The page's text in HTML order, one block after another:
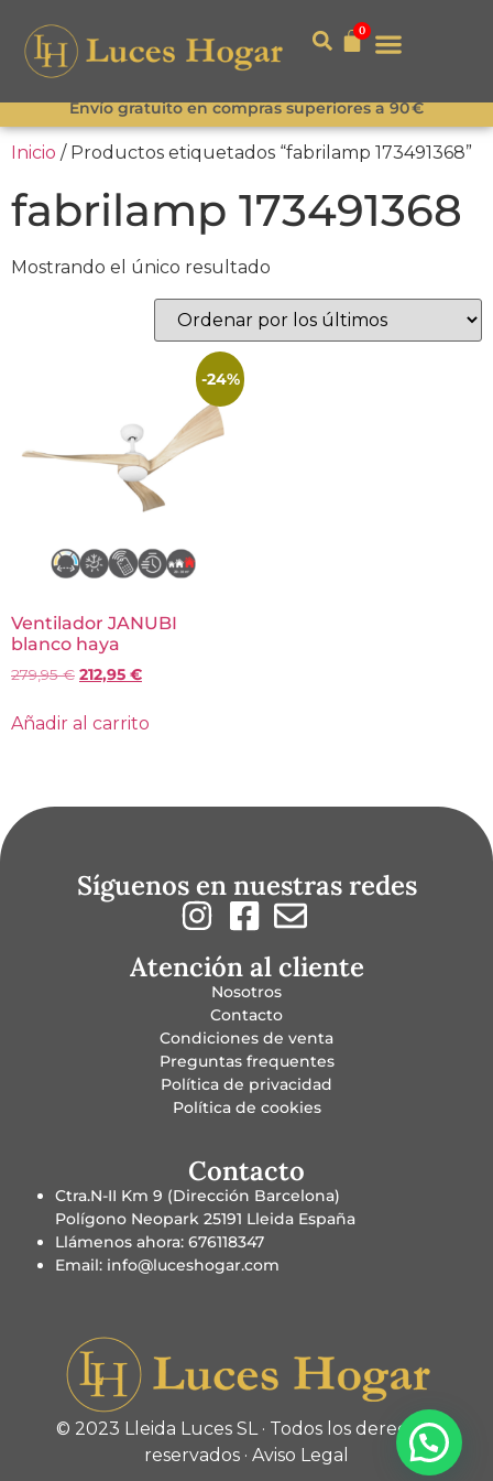
0
Envío gratuito en compras superiores a 90 €
Inicio / Productos etiquetados “fabrilamp 173491368”
fabrilamp 173491368
Mostrando el único resultado
-24%
Ventilador JANUBI
blanco haya
279,95€ 212,95 €
Añadir al carrito
Síguenos en nuestras redes
Atención al cliente
Nosotros
Contacto
Condiciones de venta
Preguntas frequentes
Política de privacidad
Política de cookies
Contacto
Ctra.N-II Km 9 (Dirección Barcelona)
Polígono Neopark 25191 Lleida España
Llámenos ahora: 676118347
Email: info@luceshogar.com
© 2023 Lleida Luces SL · Todos los derechos
reservados · Aviso Legal